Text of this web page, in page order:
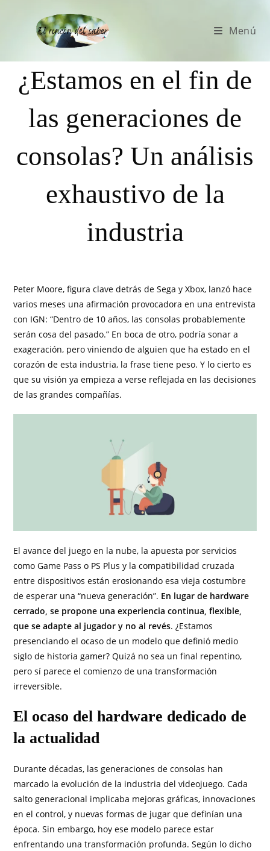
Menú
¿Estamos en el fin de
las generaciones de
consolas? Un análisis
exhaustivo de la
industria
Peter Moore, figura clave detrás de Sega y Xbox, lanzó hace
varios meses una afirmación provocadora en una entrevista
con IGN: “Dentro de 10 años, las consolas probablemente
serán cosa del pasado.” En boca de otro, podría sonar a
exageración, pero viniendo de alguien que ha estado en el
corazón de esta industria, la frase tiene peso. Y lo cierto es
que su visión ya empieza a verse reflejada en las decisiones
de las grandes compañías.
El avance del juego en la nube, la apuesta por servicios
como Game Pass o PS Plus y la compatibilidad cruzada
entre dispositivos están erosionando esa vieja costumbre
de esperar una “nueva generación”. En lugar de hardware
cerrado, se propone una experiencia continua, flexible,
que se adapte al jugador y no al revés. ¿Estamos
presenciando el ocaso de un modelo que definió medio
siglo de historia gamer? Quizá no sea un final repentino,
pero sí parece el comienzo de una transformación
irreversible.
El ocaso del hardware dedicado de
la actualidad
Durante décadas, las generaciones de consolas han
marcado la evolución de la industria del videojuego. Cada
salto generacional implicaba mejoras gráficas, innovaciones
en el control, y nuevas formas de jugar que definían una
época. Sin embargo, hoy ese modelo parece estar
enfrentando una transformación profunda. Según lo dicho